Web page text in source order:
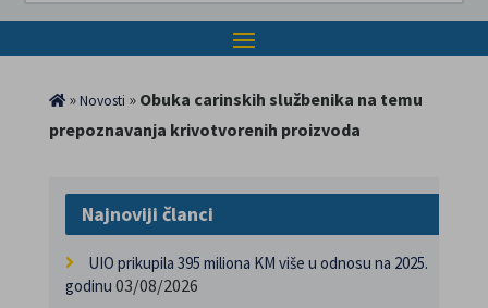
»Novosti » Obuka carinskih službenika na temu
prepoznavanja krivotvorenih proizvoda
Najnoviji članci
UIO prikupila 395 miliona KM više u odnosu na 2025.
godinu 03/08/2026